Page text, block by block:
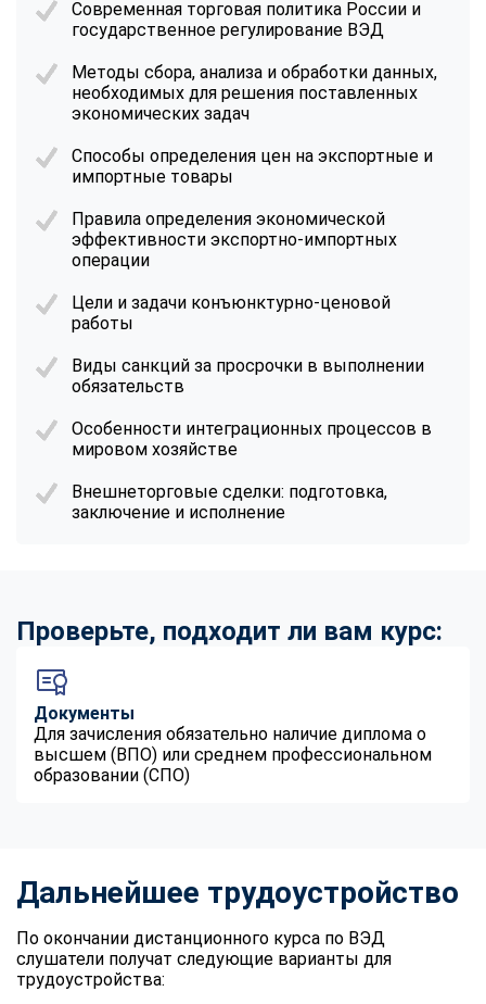
Современная торговая политика России и
государственное регулирование ВЭД
Методы сбора, анализа и обработки данных,
необходимых для решения поставленных
экономических задач
Способы определения цен на экспортные и
импортные товары
Правила определения экономической
эффективности экспортно-импортных
операции
Цели и задачи конъюнктурно-ценовой
работы
Виды санкций за просрочки в выполнении
обязательств
Особенности интеграционных процессов в
мировом хозяйстве
Внешнеторговые сделки: подготовка,
заключение и исполнение
Проверьте, подходит ли вам курс:
Документы
Для зачисления обязательно наличие диплома о
высшем (ВПО) или среднем профессиональном
образовании (СПО)
Дальнейшее трудоустройство
По окончании дистанционного курса по ВЭД
слушатели получат следующие варианты для
трудоустройства: